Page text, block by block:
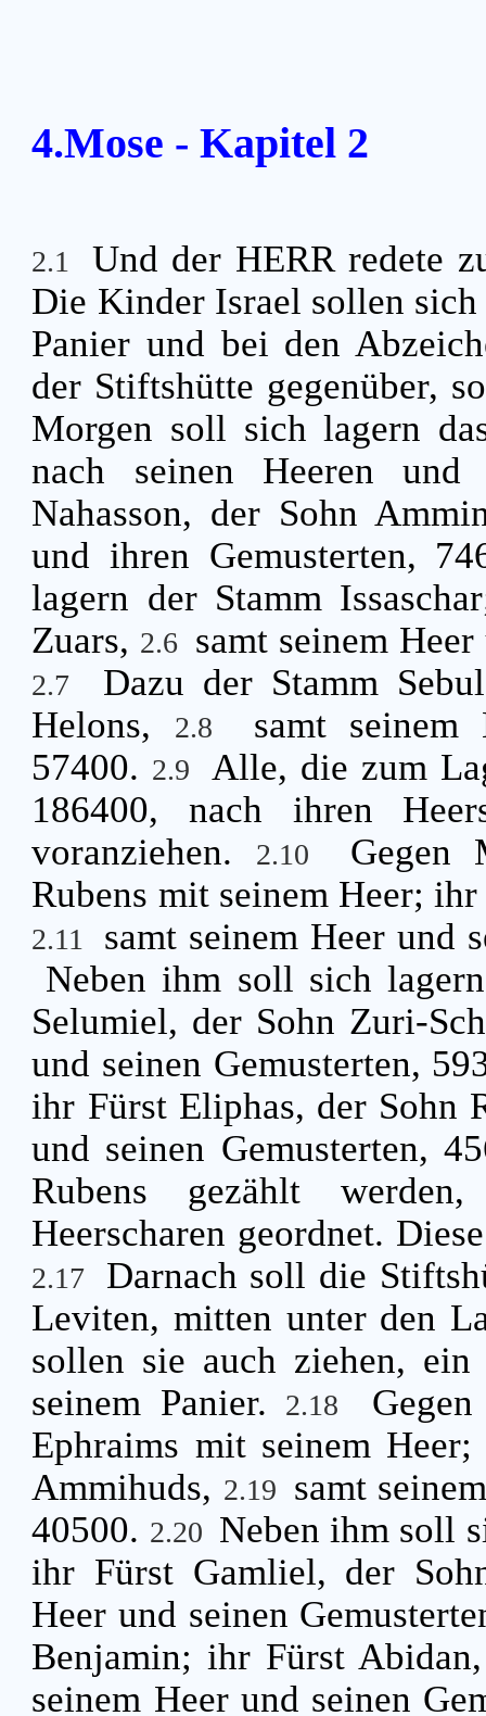
4.Mose - Kapitel 2
2.1
Und der HERR redete
Die Kinder Israel sollen
Panier und bei den
der Stiftshütte gegenüber,
Morgen soll sich lagern
nach seinen Heeren
Nahasson, der Sohn
und ihren Gemusterten,
lagern der Stamm
Zuars, 2.6 samt seinem
2.7
Dazu der Stamm
Helons,
2.8
samt seinem
57400. 2.9
Alle, die zum
186400, nach ihren
voranziehen.
2.10
Gegen
Rubens mit seinem Heer;
2.11
samt seinem Heer und
Neben ihm soll sich
Selumiel, der Sohn Zuri-
und seinen Gemusterten,
ihr Fürst Eliphas, der Sohn
und seinen Gemusterten,
Rubens gezählt
Heerscharen geordnet.
2.17
Darnach soll die
Leviten, mitten unter den
sollen sie auch ziehen,
seinem Panier.
2.18
Ephraims mit seinem
Ammihuds, 2.19 samt
40500. 2.20 Neben ihm soll
ihr Fürst Gamliel, der
Heer und seinen
Benjamin; ihr Fürst
seinem Heer und seinen